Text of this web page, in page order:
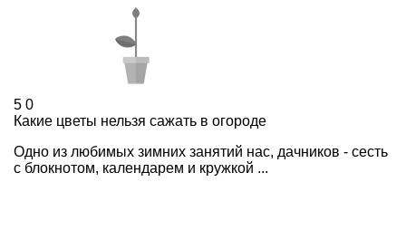
5 0
Какие цветы нельзя сажать в огороде
Одно из любимых зимних занятий нас, дачников - сесть
с блокнотом, календарем и кружкой ...